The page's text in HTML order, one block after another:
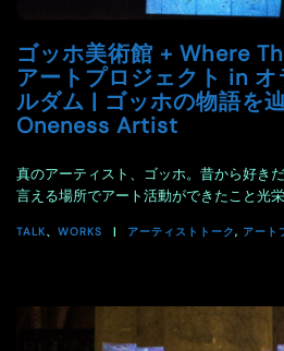
ゴッホ美術館 + Where
アートプロジェクト in
ルダム | ゴッホの物語を
Oneness Artist
真のアーティスト、ゴッホ。昔から好き
言える場所でアート活動ができたこと光栄
TALK、 WORKS アーティストトーク, アート